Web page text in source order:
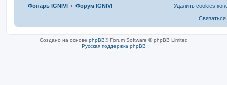
Фонарь IGNIVI Форум IGNIVI Удалить cookies
Создано на основе phpBB® Forum Software © phpBB Limited
Русская поддержка phpBB